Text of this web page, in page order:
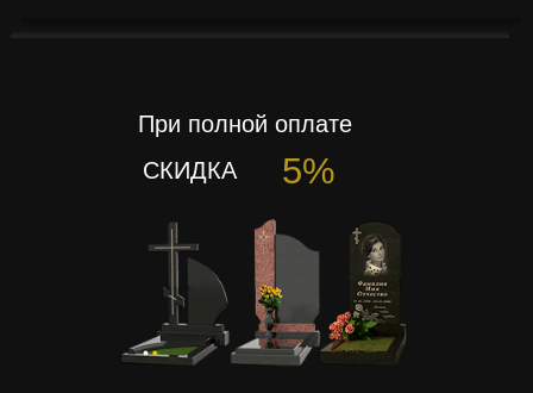
При полной оплате
5%
СКИДКА